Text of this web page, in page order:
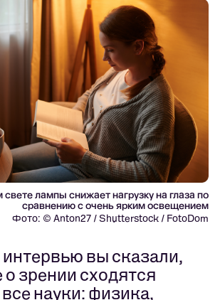
свете лампы снижает нагрузку на глаза по
сравнению с очень ярким освещением
Фото: © Anton27 / Shutterstock / FotoDom
вы сказали,
о зрении сходятся
науки: физика,